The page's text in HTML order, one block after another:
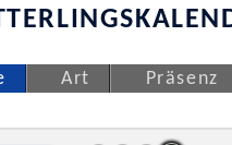
Art Präsenz